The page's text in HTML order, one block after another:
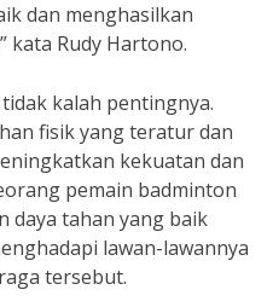
dan menghasilkan
kata Rudy Hartono.
kalah pentingnya.
fisik yang teratur dan
kekuatan dan
pemain badminton
daya tahan yang baik
lawan-lawannya
tersebut.